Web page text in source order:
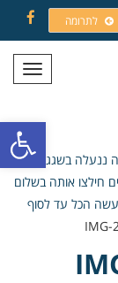
פתח
לתרומה
תפריט
ננעלה בשגגה
חילצו אותה בשלום
הכל עד לסוף
IMG-